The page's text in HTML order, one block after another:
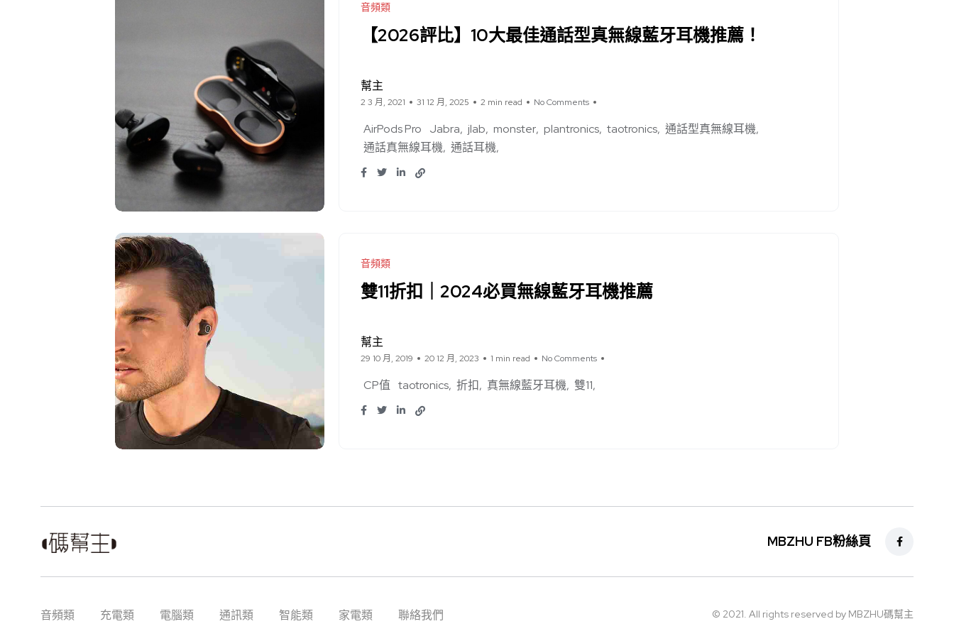
音頻類
【2026評比】10大最佳通話型真無線藍牙耳機推薦！
幫主
2 3 月, 2021 31 12 月, 2025 2 min read No Comments
AirPods Pro Jabra jlab monster plantronics taotronics 通話型真無線耳機
通話真無線耳機 通話耳機
音頻類
雙11折扣｜2024必買無線藍牙耳機推薦
幫主
29 10 月, 2019 20 12 月, 2023 1 min read No Comments
CP值 taotronics 折扣 真無線藍牙耳機 雙11
MBZHU FB粉絲頁
音頻類 充電類 電腦類 通訊類 智能類 家電類 聯絡我們 © 2021. All rights reserved by MBZHU碼幫主